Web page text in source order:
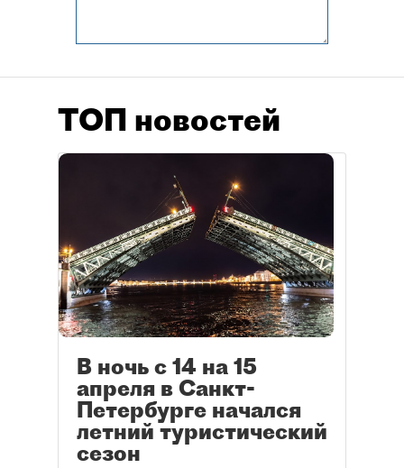
ТОП новостей
В ночь с 14 на 15
апреля в Санкт-
Петербурге начался
летний туристический
сезон